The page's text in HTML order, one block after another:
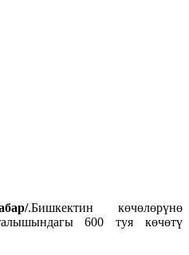
.Бишкектин көчөлөрүнө
600 туя көчөтү